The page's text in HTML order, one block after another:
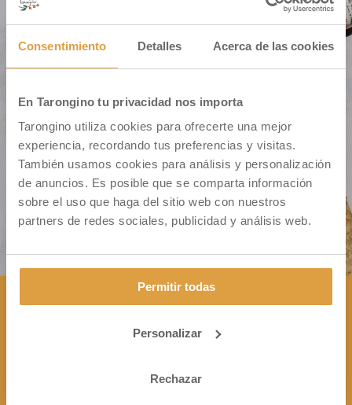
Consentimiento Detalles Acerca de las cookies
En Tarongino tu privacidad nos importa
Tarongino utiliza cookies para ofrecerte una mejor
experiencia, recordando tus preferencias y visitas.
También usamos cookies para análisis y personalización
de anuncios. Es posible que se comparta información
sobre el uso que haga del sitio web con nuestros
partners de redes sociales, publicidad y análisis web.
Permitir todas
Personalizar
Rechazar
Cm. Montiver S/N – Pol. 31 Parc. 335
46500 Sagunto (VALENCIA)
CONTÁCTANOS
+34 963 172 344